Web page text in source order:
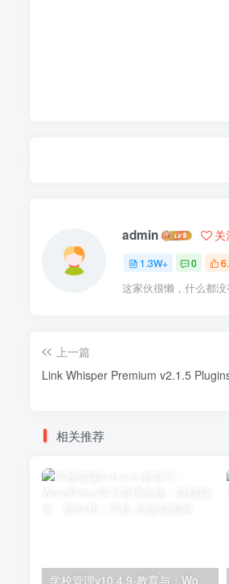
admin 关
1.3W+ 0
这家伙很懒，什么都
上一篇
Link Whisper Premium v2.1.5
相关推荐
学校管理v10.4.9-教育与；WordPress学习管理系统；高级脚本、插件和；手机